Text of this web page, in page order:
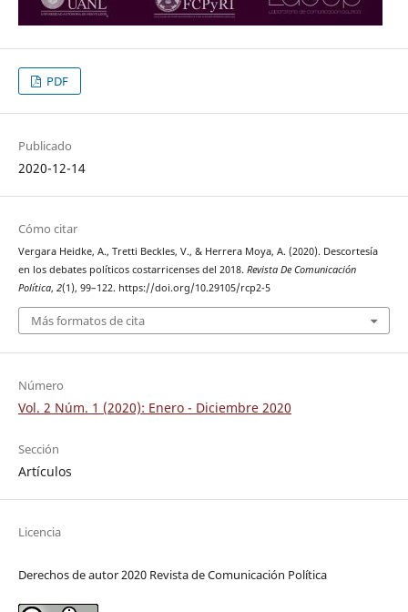
PDF
Publicado
2020-12-14
Cómo citar
Vergara Heidke, A., Tretti Beckles, V., & Herrera Moya, A. (2020). Descortesía
en los debates políticos costarricenses del 2018. Revista De Comunicación
Política, 2(1), 99–122. https://doi.org/10.29105/rcp2-5
Más formatos de cita
Número
Vol. 2 Núm. 1 (2020): Enero - Diciembre 2020
Sección
Artículos
Licencia
Derechos de autor 2020 Revista de Comunicación Política